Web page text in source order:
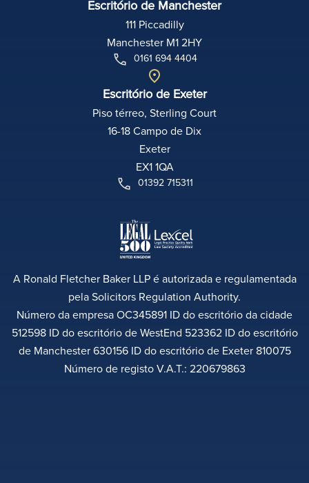
Escritório de Manchester
111 Piccadilly
Manchester M1 2HY
0161 694 4404
Escritório de Exeter
Piso térreo, Sterling Court
16-18 Campo de Dix
Exeter
EX1 1QA
01392 715311
A Ronald Fletcher Baker LLP é autorizada e regulamentada
pela Solicitors Regulation Authority.
Número da empresa OC345891 ID do escritório da cidade
512598 ID do escritório de WestEnd 523362 ID do escritório
de Manchester 630156 ID do escritório de Exeter 810075
Número de registo V.A.T.: 220679863